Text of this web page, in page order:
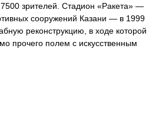
зрителей. Стадион «Ракета» —
сооружений Казани — в 1999
реконструкцию, в ходе которой
прочего полем с искусственным